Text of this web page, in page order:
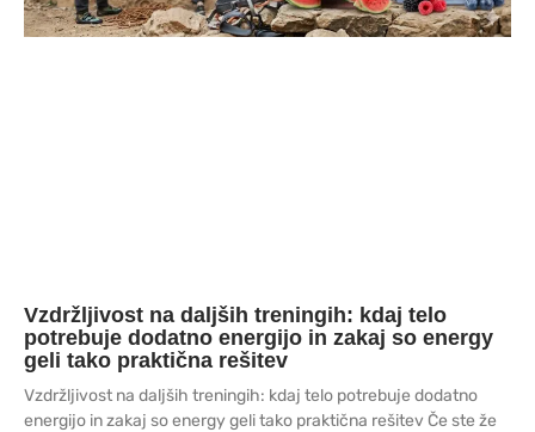
Vzdržljivost na daljših treningih: kdaj telo
potrebuje dodatno energijo in zakaj so energy
geli tako praktična rešitev
Vzdržljivost na daljših treningih: kdaj telo potrebuje dodatno
energijo in zakaj so energy geli tako praktična rešitev Če ste že